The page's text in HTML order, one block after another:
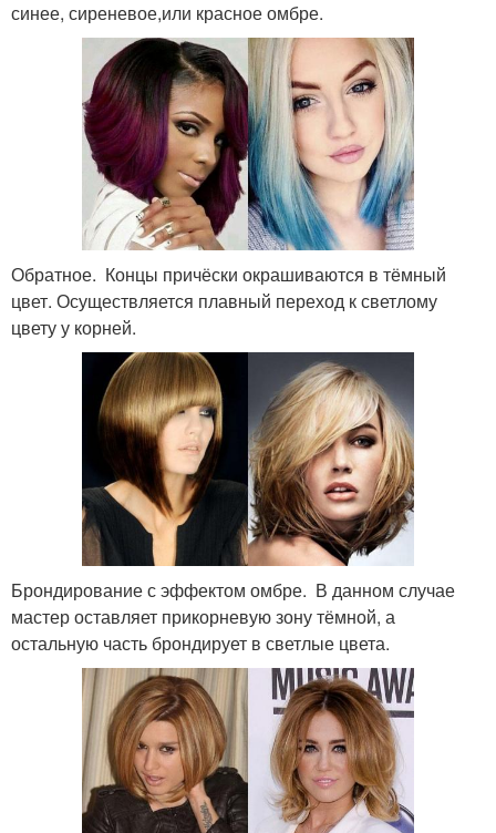
синее, сиреневое,или красное омбре.
Обратное. Концы причёски окрашиваются в тёмный
цвет. Осуществляется плавный переход к светлому
цвету у корней.
Брондирование с эффектом омбре. В данном случае
мастер оставляет прикорневую зону тёмной, а
остальную часть брондирует в светлые цвета.